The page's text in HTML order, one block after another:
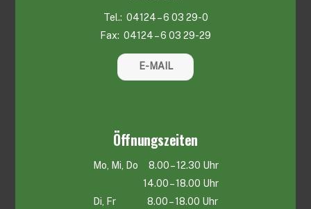
Tel.: 04124 – 6 03 29-0
Fax: 04124 – 6 03 29-29
E-MAIL
Öffnungszeiten
Mo, Mi, Do 8.00 – 12.30 Uhr
14.00 – 18.00 Uhr
Di, Fr 8.00 – 18.00 Uhr